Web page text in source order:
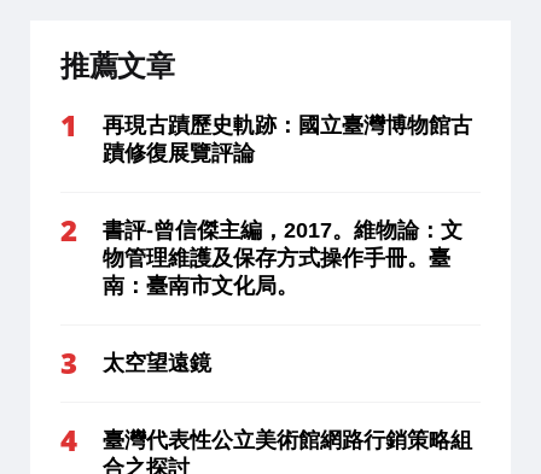
推薦文章
再現古蹟歷史軌跡：國立臺灣博物館古
蹟修復展覽評論
書評-曾信傑主編，2017。維物論：文
物管理維護及保存方式操作手冊。臺
南：臺南市文化局。
太空望遠鏡
臺灣代表性公立美術館網路行銷策略組
合之探討